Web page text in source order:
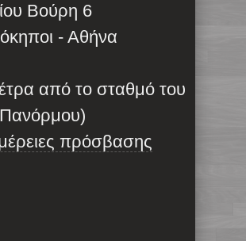
Βούρη 6
- Αθήνα
από το σταθμό του
πρόσβασης